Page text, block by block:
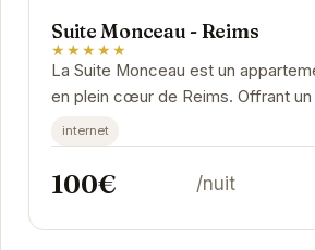
Suite Monceau - Reims
★★★★★
La Suite Monceau est un
en plein cœur de Reims. Offrant
moderne et confortable, cet
internet
100€ /nuit